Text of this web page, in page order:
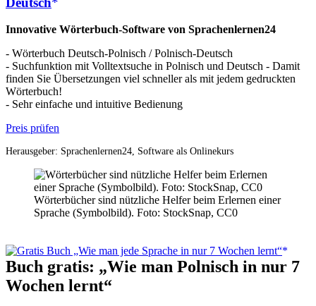
Innovative Wörterbuch-Software von Sprachenlernen24
- Wörterbuch Deutsch-Polnisch / Polnisch-Deutsch
- Suchfunktion mit Volltextsuche in Polnisch und Deutsch - Damit
finden Sie Übersetzungen viel schneller als mit jedem gedruckten
Wörterbuch!
- Sehr einfache und intuitive Bedienung
Preis prüfen
Herausgeber: Sprachenlernen24, Software als Onlinekurs
Wörterbücher sind nützliche Helfer beim Erlernen einer
Sprache (Symbolbild). Foto: StockSnap, CC0
Buch gratis: „Wie man Polnisch in nur 7
Wochen lernt“